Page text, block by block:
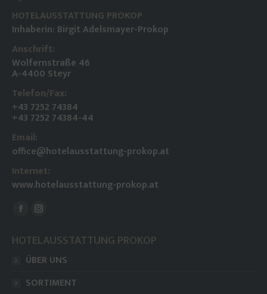
HOTELAUSSTATTUNG PROKOP
Inhaberin: Birgit Adelsmayer-Prokop
Anschrift:
Wolfernstraße 46
A-4400 Steyr
Telefon/Fax:
+43 7252 74384
+43 7252 74384-44
Email:
office@hotelausstattung-prokop.at
Internet:
www.hotelausstattung-prokop.at
Finden Sie uns auf:
Facebook
opens
in
new
Instagram
opens
in
new
HOTELAUSSTATTUNG PROKOP
ÜBER UNS
SORTIMENT